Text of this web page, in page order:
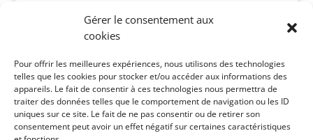
Gérer le consentement aux
cookies
Pour offrir les meilleures expériences, nous utilisons des technologies
telles que les cookies pour stocker et/ou accéder aux informations des
appareils. Le fait de consentir à ces technologies nous permettra de
traiter des données telles que le comportement de navigation ou les ID
uniques sur ce site. Le fait de ne pas consentir ou de retirer son
consentement peut avoir un effet négatif sur certaines caractéristiques
Votre panier est vide.
Catégories de produits